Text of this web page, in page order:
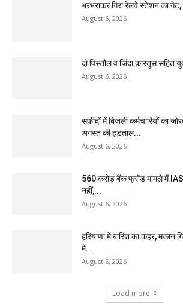
भरभराकर गिरा रेलवे स्टेशन का गेट,
August 6, 2026
दो पिस्तौल व जिंदा कारतूस सहित
August 6, 2026
सफीदों में बिजली कर्मचारियों का
अगस्त की हड़ताल...
August 6, 2026
₹560 करोड़ बैंक फ्रॉड मामले में IAS
नहीं,...
August 6, 2026
हरियाणा में बारिश का कहर, मकान
में...
August 6, 2026
Load more